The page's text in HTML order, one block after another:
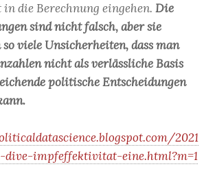
die Berechnung eingehen. Die
sind nicht falsch, aber sie
viele Unsicherheiten, dass man
nicht als verlässliche Basis
politische Entscheidungen
2021
dive-impfeffektivitat-eine.html?m=1